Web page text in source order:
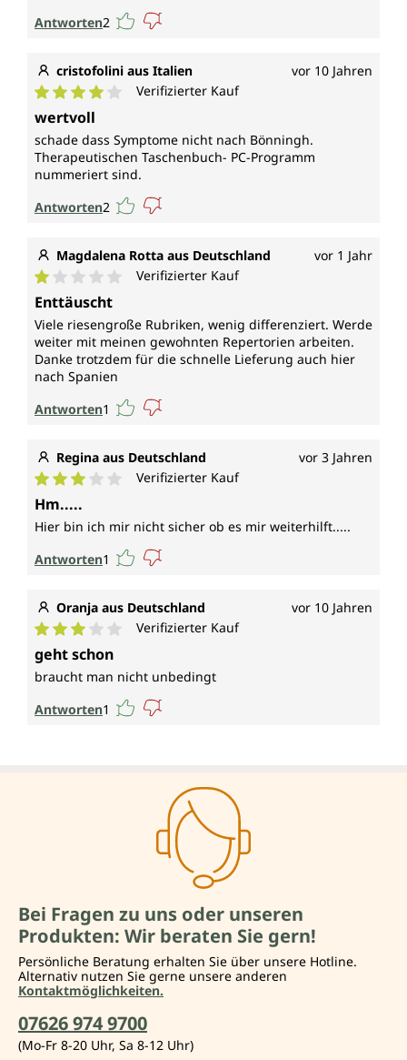
Antworten2
cristofolini aus Italien vor 10 Jahren
Durchschnittliche Bewertung von 4 von 5 Sternen
Verifizierter Kauf
wertvoll
schade dass Symptome nicht nach Bönningh.
Therapeutischen Taschenbuch- PC-Programm
nummeriert sind.
Antworten2
Magdalena Rotta aus Deutschland vor 1 Jahr
Durchschnittliche Bewertung von 1 von 5 Sternen
Verifizierter Kauf
Enttäuscht
Viele riesengroße Rubriken, wenig differenziert. Werde
weiter mit meinen gewohnten Repertorien arbeiten.
Danke trotzdem für die schnelle Lieferung auch hier
nach Spanien
Antworten1
Regina aus Deutschland vor 3 Jahren
Durchschnittliche Bewertung von 3 von 5 Sternen
Verifizierter Kauf
Hm.....
Hier bin ich mir nicht sicher ob es mir weiterhilft.....
Antworten1
Oranja aus Deutschland vor 10 Jahren
Durchschnittliche Bewertung von 3 von 5 Sternen
Verifizierter Kauf
geht schon
braucht man nicht unbedingt
Antworten1
Bei Fragen zu uns oder unseren
Produkten: Wir beraten Sie gern!
Persönliche Beratung erhalten Sie über unsere Hotline.
Alternativ nutzen Sie gerne unsere anderen
Kontaktmöglichkeiten.
07626 974 9700
(Mo-Fr 8-20 Uhr, Sa 8-12 Uhr)